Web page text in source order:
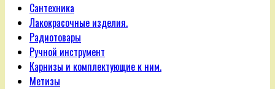
Сантехника
Лакокрасочные изделия.
Радиотовары
Ручной инструмент
Карнизы и комплектующие к ним.
Метизы